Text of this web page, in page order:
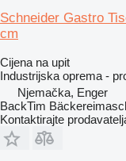
Schneider Gastro
cm
Cijena na upit
Industrijska oprema -
Njemačka, Enger
BackTim
Kontaktirajte